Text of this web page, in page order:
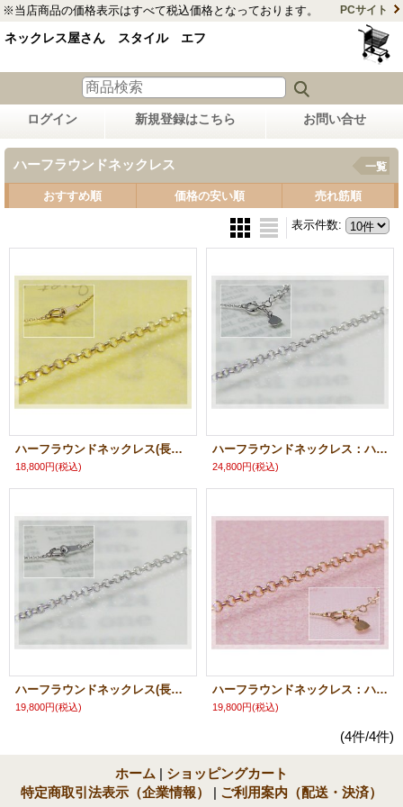
※当店商品の価格表示はすべて税込価格となっております。 PCサイト
ネックレス屋さん スタイル エフ
ログイン 新規登録はこちら お問い合せ
ハーフラウンドネックレス 一覧
おすすめ順 価格の安い順 売れ筋順
表示件数:
ハーフラウンドネックレス(長さ40cm：幅1.0mm)/イエローゴールドK10
18,800円(税込)
ハーフラウンドネックレス：ハートプレート(長さ45cm：幅1.0mm)/ホワイトゴールドK10
24,800円(税込)
ハーフラウンドネックレス(長さ40cm：幅1.0mm)/ホワイトゴールドK10
19,800円(税込)
ハーフラウンドネックレス：ハートプレート(長さ45cm：幅1.0mm)/ピンクゴールドK10
19,800円(税込)
(4件/4件)
ホーム | ショッピングカート
特定商取引法表示（企業情報）
| ご利用案内（配送・決済）